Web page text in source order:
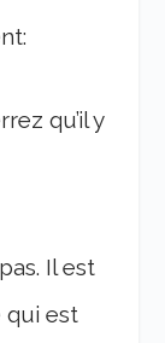
qu’il y
Il est
qui est